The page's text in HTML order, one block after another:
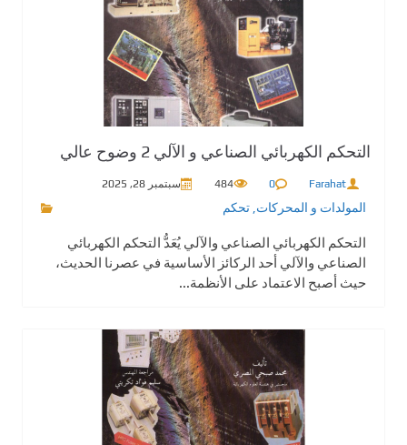
التحكم الكهربائي الصناعي و الآلي 2 وضوح عالي
Farahat
0
484 سبتمبر 28, 2025
المولدات و المحركات, تحكم
التحكم الكهربائي الصناعي والآلي يُعَدُّ التحكم الكهربائي
الصناعي والآلي أحد الركائز الأساسية في عصرنا الحديث،
حيث أصبح الاعتماد على الأنظمة...